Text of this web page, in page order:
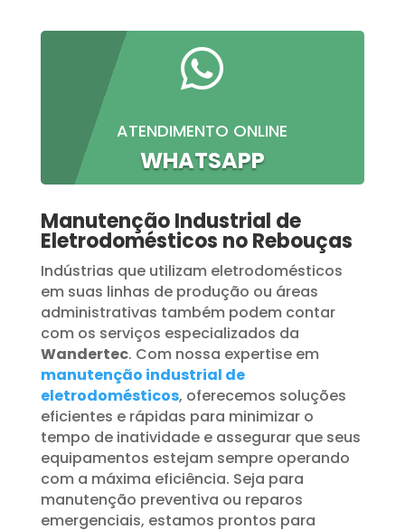

ATENDIMENTO ONLINE
WHATSAPP
Manutenção Industrial de
Eletrodomésticos no Rebouças
Indústrias que utilizam eletrodomésticos
em suas linhas de produção ou áreas
administrativas também podem contar
com os serviços especializados da
Wandertec. Com nossa expertise em
manutenção industrial de
eletrodomésticos, oferecemos soluções
eficientes e rápidas para minimizar o
tempo de inatividade e assegurar que seus
equipamentos estejam sempre operando
com a máxima eficiência. Seja para
manutenção preventiva ou reparos
emergenciais, estamos prontos para